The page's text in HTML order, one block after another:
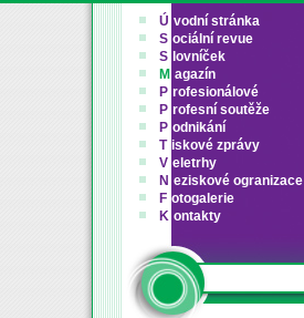
Ú vodní stránka
S ociální revue
S lovníček
M agazín
P rofesionálové
P rofesní soutěže
P odnikání
T iskové zprávy
V eletrhy
N eziskové ogranizace
F otogalerie
K ontakty